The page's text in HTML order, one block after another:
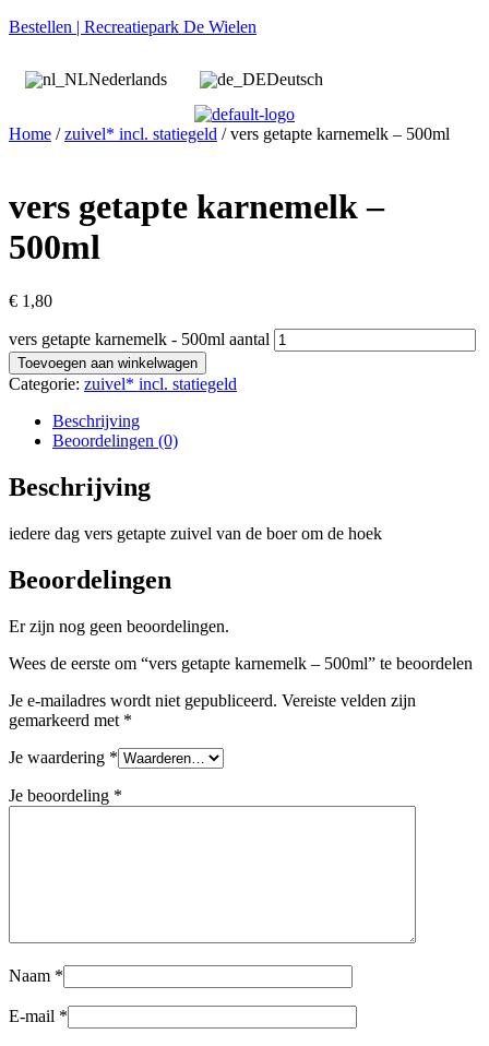
Bestellen | Recreatiepark De Wielen
Nederlands Deutsch
Home /zuivel* incl. statiegeld / vers getapte karnemelk – 500ml
vers getapte karnemelk –
500ml
€ 1,80
vers getapte karnemelk - 500ml aantal
Toevoegen aan winkelwagen
Categorie: zuivel* incl. statiegeld
Beschrijving
Beoordelingen (0)
Beschrijving
iedere dag vers getapte zuivel van de boer om de hoek
Beoordelingen
Er zijn nog geen beoordelingen.
Wees de eerste om “vers getapte karnemelk – 500ml” te beoordelen
Je e-mailadres wordt niet gepubliceerd. Vereiste velden zijn
gemarkeerd met *
Je waardering *
Je beoordeling *
Naam *
E-mail *